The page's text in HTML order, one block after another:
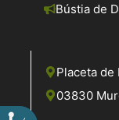
Bústia de
Placeta de
03830